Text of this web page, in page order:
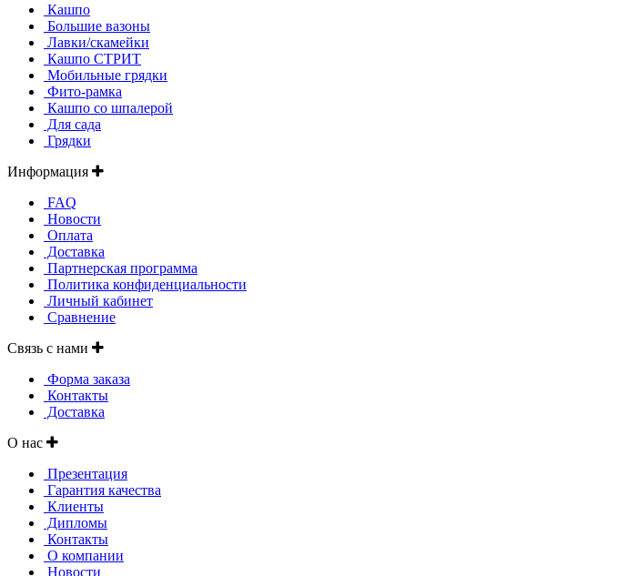
Кашпо
Большие вазоны
Лавки/скамейки
Кашпо СТРИТ
Мобильные грядки
Фито-рамка
Кашпо со шпалерой
Для сада
Грядки
Информация
FAQ
Новости
Оплата
Доставка
Партнерская программа
Политика конфиденциальности
Личный кабинет
Сравнение
Связь с нами
Форма заказа
Контакты
Доставка
О нас
Презентация
Гарантия качества
Клиенты
Дипломы
Контакты
О компании
Новости